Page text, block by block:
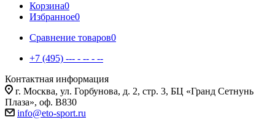
Корзина0
Избранное0
Сравнение товаров0
+7 (495) --- - -- - --
Контактная информация
г. Москва, ул. Горбунова, д. 2, стр. 3, БЦ «Гранд Сетнунь
Плаза», оф. В830
info@eto-sport.ru